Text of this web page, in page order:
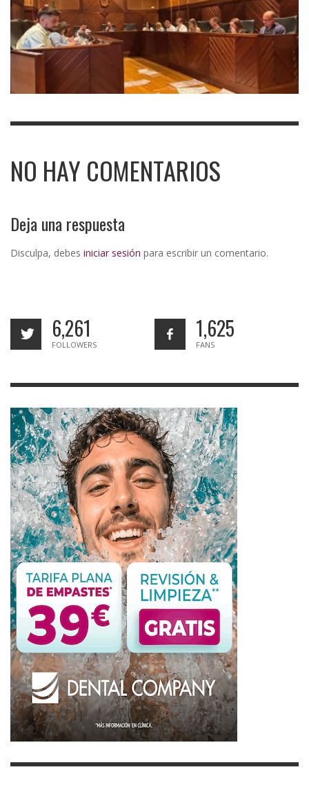
NO HAY COMENTARIOS
Deja una respuesta
Disculpa, debes iniciar sesión para escribir un comentario.
6,261
FOLLOWERS
1,625
FANS